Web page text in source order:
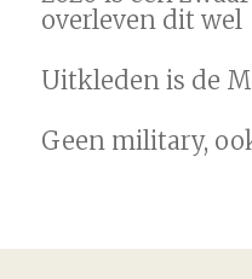
overleven dit wel
Uitkleden is de
Geen military,